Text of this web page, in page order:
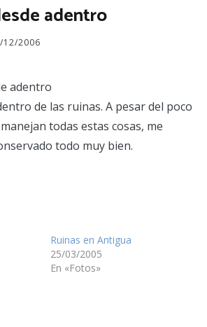
adentro
12/2006
de las ruinas. A pesar del poco
todas estas cosas, me
todo muy bien.
Ruinas en Antigua
25/03/2005
En «Fotos»